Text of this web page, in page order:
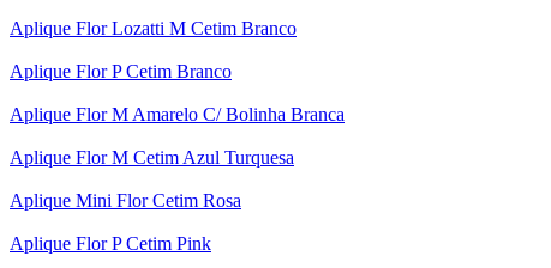
Aplique Flor Lozatti M Cetim Branco
Aplique Flor P Cetim Branco
Aplique Flor M Amarelo C/ Bolinha Branca
Aplique Flor M Cetim Azul Turquesa
Aplique Mini Flor Cetim Rosa
Aplique Flor P Cetim Pink